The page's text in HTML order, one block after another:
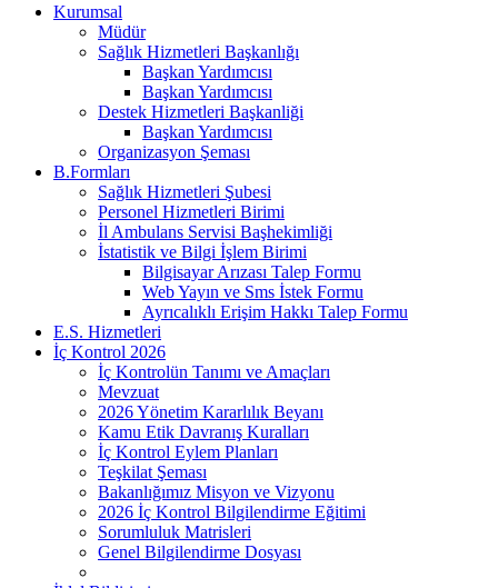
Kurumsal
Müdür
Sağlık Hizmetleri Başkanlığı
Başkan Yardımcısı
Başkan Yardımcısı
Destek Hizmetleri Başkanliği
Başkan Yardımcısı
Organizasyon Şeması
B.Formları
Sağlık Hizmetleri Şubesi
Personel Hizmetleri Birimi
İl Ambulans Servisi Başhekimliği
İstatistik ve Bilgi İşlem Birimi
Bilgisayar Arızası Talep Formu
Web Yayın ve Sms İstek Formu
Ayrıcalıklı Erişim Hakkı Talep Formu
E.S. Hizmetleri
İç Kontrol 2026
İç Kontrolün Tanımı ve Amaçları
Mevzuat
2026 Yönetim Kararlılık Beyanı
Kamu Etik Davranış Kuralları
İç Kontrol Eylem Planları
Teşkilat Şeması
Bakanlığımız Misyon ve Vizyonu
2026 İç Kontrol Bilgilendirme Eğitimi
Sorumluluk Matrisleri
Genel Bilgilendirme Dosyası